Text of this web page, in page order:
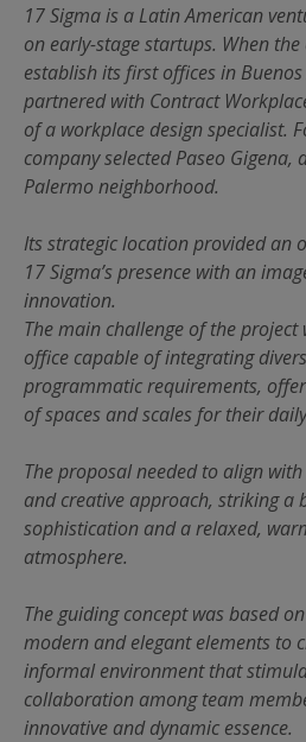
17 Sigma is a Latin American
on early-stage startups. When
establish its first offices in
partnered with Contract
of a workplace design specialist.
company selected Paseo
Palermo neighborhood.
Its strategic location provided an
17 Sigma’s presence with an
innovation.
The main challenge of the
office capable of integrating
programmatic requirements,
of spaces and scales for their
The proposal needed to align
and creative approach, striking a
sophistication and a relaxed,
atmosphere.
The guiding concept was based
modern and elegant elements to
informal environment that
collaboration among team
innovative and dynamic essence.